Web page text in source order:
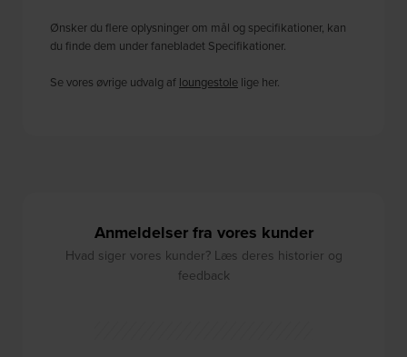
Ønsker du flere oplysninger om mål og specifikationer, kan
du finde dem under fanebladet Specifikationer.
Se vores øvrige udvalg af loungestole lige her.
Anmeldelser fra vores kunder
Hvad siger vores kunder? Læs deres historier og
feedback